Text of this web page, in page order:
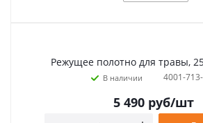
Режущее полотно для травы,
В наличии 4001-
5 490руб/шт